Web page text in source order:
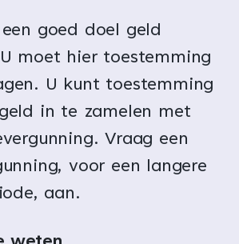
goed doel geld
moet hier toestemming
U kunt toestemming
in te zamelen met
Vraag een
voor een langere
aan.